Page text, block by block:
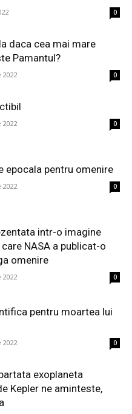
0
daca cea mai mare
Pamantul?
2022 0
2022 0
epocala pentru omenire
2022 0
intr-o imagine
NASA a publicat-o
omenire
2022 0
pentru moartea lui
2022 0
exoplaneta
Kepler ne aminteste,